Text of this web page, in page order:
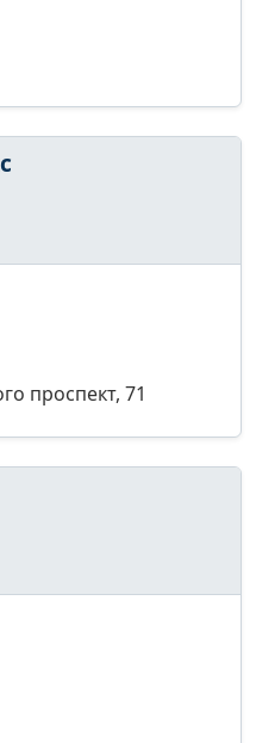
проспект, 71